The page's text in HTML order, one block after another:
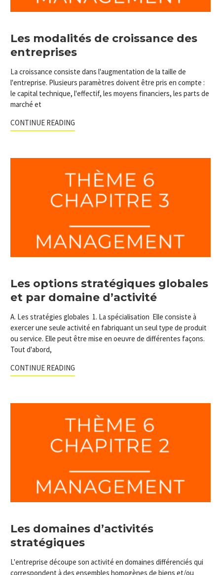
Les modalités de croissance des
entreprises
La croissance consiste dans l'augmentation de la taille de
l'entreprise. Plusieurs paramètres doivent être pris en compte :
le capital technique, l'effectif, les moyens financiers, les parts de
marché et
CONTINUE READING
Les options stratégiques globales
et par domaine d’activité
A. Les stratégies globales 1. La spécialisation Elle consiste à
exercer une seule activité en fabriquant un seul type de produit
ou service. Elle peut être mise en oeuvre de différentes façons.
Tout d'abord,
CONTINUE READING
Les domaines d’activités
stratégiques
L'entreprise découpe son activité en domaines différenciés qui
correspondent à des ensembles homogènes de biens et/ou